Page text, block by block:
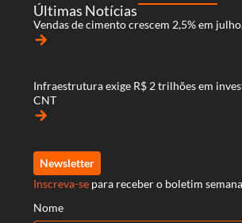
Últimas Notícias
Vendas de cimento crescem 2,5% em
arrow_forward
Infraestrutura exige R$ 2 trilhões em
CNT
arrow_forward
Newsletter
Inscreva-se para receber o boletim
Nome